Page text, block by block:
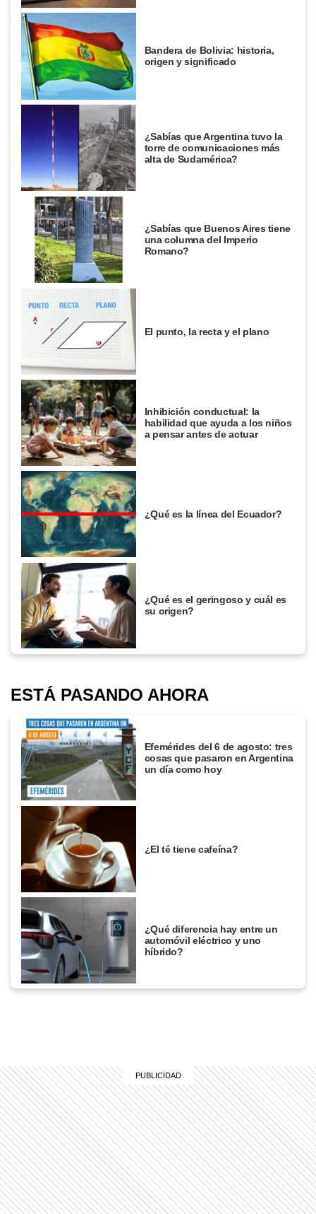
Bandera de Bolivia: historia,
origen y significado
¿Sabías que Argentina tuvo la
torre de comunicaciones más
alta de Sudamérica?
¿Sabías que Buenos Aires tiene
una columna del Imperio
Romano?
El punto, la recta y el plano
Inhibición conductual: la
habilidad que ayuda a los niños
a pensar antes de actuar
¿Qué es la línea del Ecuador?
¿Qué es el geringoso y cuál es
su origen?
ESTÁ PASANDO AHORA
Efemérides del 6 de agosto: tres
cosas que pasaron en Argentina
un día como hoy
¿El té tiene cafeína?
¿Qué diferencia hay entre un
automóvil eléctrico y uno
híbrido?